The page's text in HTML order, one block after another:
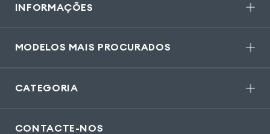
INFORMAÇÕES
MODELOS MAIS PROCURADOS
CATEGORIA
CONTACTE-NOS